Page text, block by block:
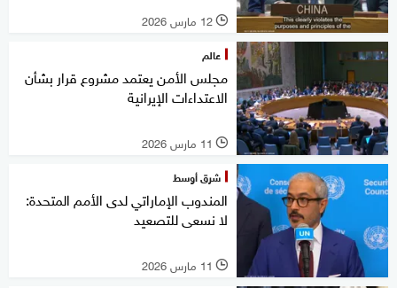
l 12 مارس 2026
عالم
مجلس الأمن يعتمد مشروع قرار بشأن
الاعتداءات الإيرانية
l 11 مارس 2026
شرق أوسط
المندوب الإماراتي لدى الأمم المتحدة:
لا نسعى للتصعيد
l 11 مارس 2026